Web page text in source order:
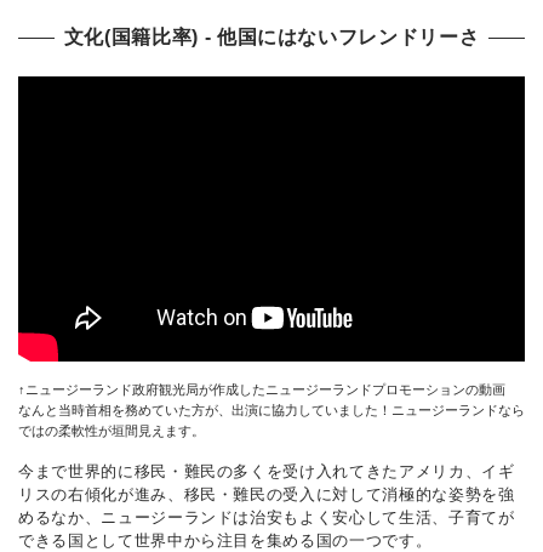
文化(国籍比率) ‐ 他国にはないフレンドリーさ
↑ニュージーランド政府観光局が作成したニュージーランドプロモーションの動画
なんと当時首相を務めていた方が、出演に協力していました！ニュージーランドなら
ではの柔軟性が垣間見えます。
今まで世界的に移民・難民の多くを受け入れてきたアメリカ、イギ
リスの右傾化が進み、移民・難民の受入に対して消極的な姿勢を強
めるなか、ニュージーランドは治安もよく安心して生活、子育てが
できる国として世界中から注目を集める国の一つです。